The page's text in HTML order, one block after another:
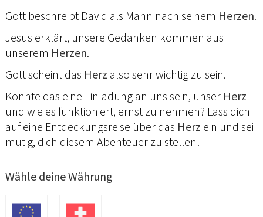
Gott beschreibt David als Mann nach seinem Herzen.
Jesus erklärt, unsere Gedanken kommen aus
unserem Herzen.
Gott scheint das Herz also sehr wichtig zu sein.
Könnte das eine Einladung an uns sein, unser Herz
und wie es funktioniert, ernst zu nehmen? Lass dich
auf eine Entdeckungsreise über das Herz ein und sei
mutig, dich diesem Abenteuer zu stellen!
Wähle deine Währung